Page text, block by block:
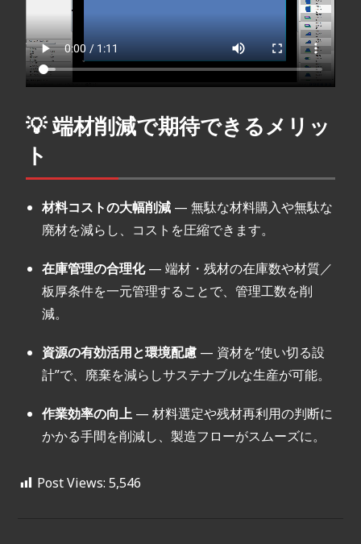
💡 端材削減で期待できるメリッ
ト
材料コストの大幅削減 — 無駄な材料購入や無駄な
廃材を減らし、コストを圧縮できます。
在庫管理の合理化— 端材・残材の在庫数や材質／
板厚条件を一元管理することで、管理工数を削
減。
資源の有効活用と環境配慮 — 資材を“使い切る設
計”で、廃棄を減らしサステナブルな生産が可能。
作業効率の向上 — 材料選定や残材再利用の判断に
かかる手間を削減し、製造フローがスムーズに。
Post Views: 5,546